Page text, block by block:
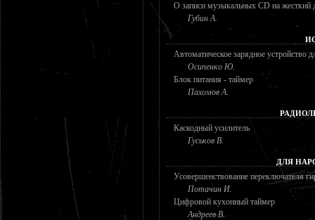
О записи музыкальных CD на жесткий
Губин А.
Автоматическое зарядное устройство
Осипенко Ю.
Блок питания - таймер
Пахомов А.
Каскодный усилитель
Гуськов В.
ДЛЯ
Усовершенствование переключателя
Потачин И.
Цифровой кухонный таймер
Андреев В.